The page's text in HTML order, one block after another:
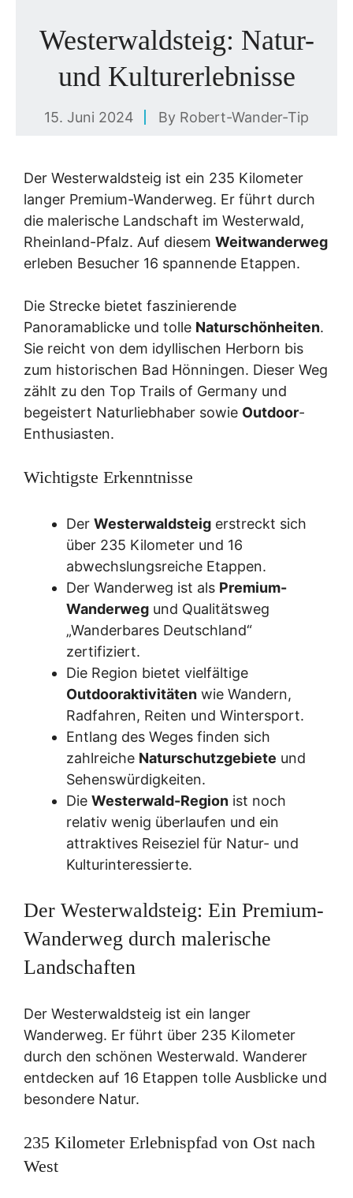
Westerwaldsteig: Natur-
und Kulturerlebnisse
15. Juni 2024 By Robert-Wander-Tip
Der Westerwaldsteig ist ein 235 Kilometer
langer Premium-Wanderweg. Er führt durch
die malerische Landschaft im Westerwald,
Rheinland-Pfalz. Auf diesem Weitwanderweg
erleben Besucher 16 spannende Etappen.
Die Strecke bietet faszinierende
Panoramablicke und tolle Naturschönheiten.
Sie reicht von dem idyllischen Herborn bis
zum historischen Bad Hönningen. Dieser Weg
zählt zu den Top Trails of Germany und
begeistert Naturliebhaber sowie Outdoor-
Enthusiasten.
Wichtigste Erkenntnisse
Der Westerwaldsteig erstreckt sich
über 235 Kilometer und 16
abwechslungsreiche Etappen.
Der Wanderweg ist als Premium-
Wanderweg und Qualitätsweg
„Wanderbares Deutschland“
zertifiziert.
Die Region bietet vielfältige
Outdooraktivitäten wie Wandern,
Radfahren, Reiten und Wintersport.
Entlang des Weges finden sich
zahlreiche Naturschutzgebiete und
Sehenswürdigkeiten.
Die Westerwald-Region ist noch
relativ wenig überlaufen und ein
attraktives Reiseziel für Natur- und
Kulturinteressierte.
Der Westerwaldsteig: Ein Premium-
Wanderweg durch malerische
Landschaften
Der Westerwaldsteig ist ein langer
Wanderweg. Er führt über 235 Kilometer
durch den schönen Westerwald. Wanderer
entdecken auf 16 Etappen tolle Ausblicke und
besondere Natur.
235 Kilometer Erlebnispfad von Ost nach
West